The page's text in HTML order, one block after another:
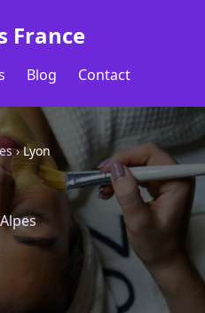
France
Blog Contact
›Lyon